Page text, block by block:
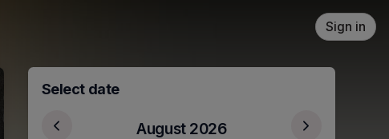
Sign in
Select date
August 2026